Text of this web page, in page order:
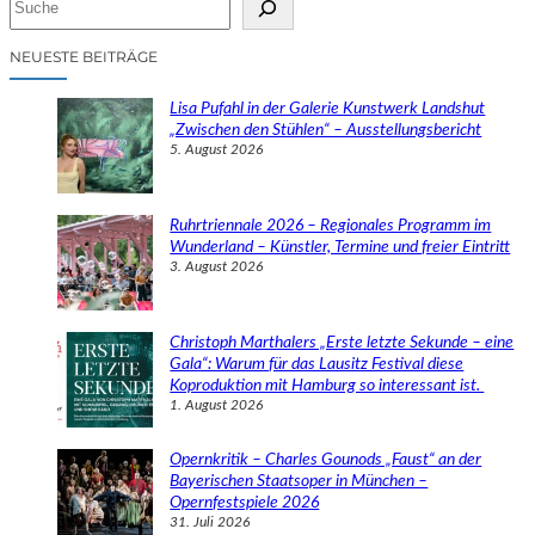
NEUESTE BEITRÄGE
Lisa Pufahl in der Galerie Kunstwerk Landshut
„Zwischen den Stühlen“ – Ausstellungsbericht
5. August 2026
Ruhrtriennale 2026 – Regionales Programm im
Wunderland – Künstler, Termine und freier Eintritt
3. August 2026
Christoph Marthalers „Erste letzte Sekunde – eine
Gala“: Warum für das Lausitz Festival diese
Koproduktion mit Hamburg so interessant ist.
1. August 2026
Opernkritik – Charles Gounods „Faust“ an der
Bayerischen Staatsoper in München –
Opernfestspiele 2026
31. Juli 2026